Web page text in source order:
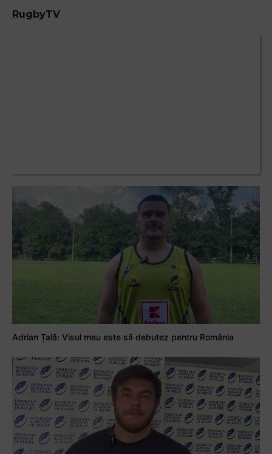
RugbyTV
Adrian Țală: Visul meu este să debutez pentru România